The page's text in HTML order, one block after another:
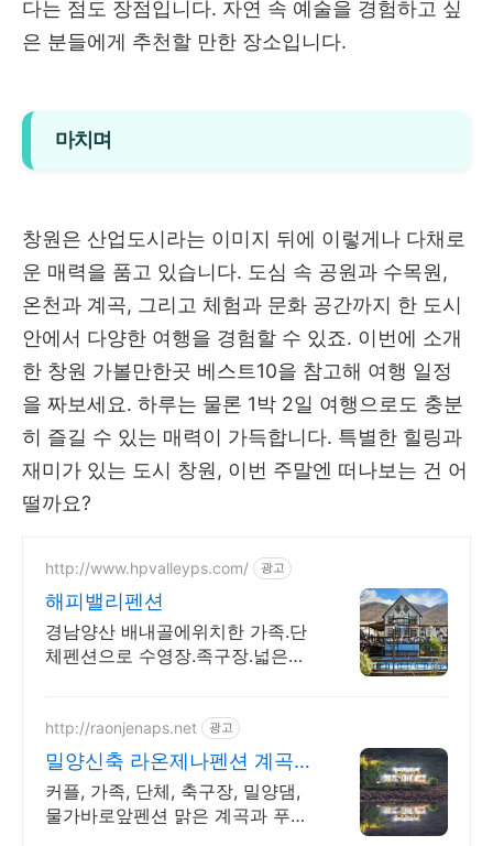
다는 점도 장점입니다. 자연 속 예술을 경험하고 싶
은 분들에게 추천할 만한 장소입니다.
마치며
창원은 산업도시라는 이미지 뒤에 이렇게나 다채로
운 매력을 품고 있습니다. 도심 속 공원과 수목원,
온천과 계곡, 그리고 체험과 문화 공간까지 한 도시
안에서 다양한 여행을 경험할 수 있죠. 이번에 소개
한 창원 가볼만한곳 베스트10을 참고해 여행 일정
을 짜보세요. 하루는 물론 1박 2일 여행으로도 충분
히 즐길 수 있는 매력이 가득합니다. 특별한 힐링과
재미가 있는 도시 창원, 이번 주말엔 떠나보는 건 어
떨까요?
http://www.hpvalleyps.com/ 광고
해피밸리펜션
경남양산 배내골에위치한 가족.단
체펜션으로 수영장.족구장.넓은주
http://raonjenaps.net 광고
밀양신축 라온제나펜션 계곡
앞 복층펜션 개별바베큐
커플, 가족, 단체, 축구장, 밀양댐,
물가바로앞펜션 맑은 계곡과 푸른